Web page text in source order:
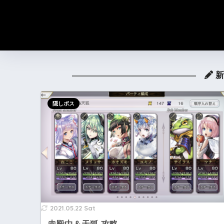
2021.05.22 Sat
隠しボス